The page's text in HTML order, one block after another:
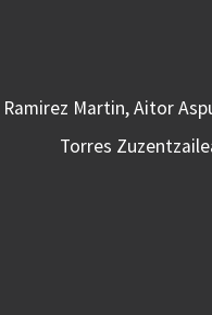
Martin, Aitor
Torres